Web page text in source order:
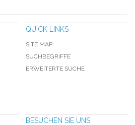
QUICK LINKS
SITE MAP
SUCHBEGRIFFE
ERWEITERTE SUCHE
BESUCHEN SIE UNS